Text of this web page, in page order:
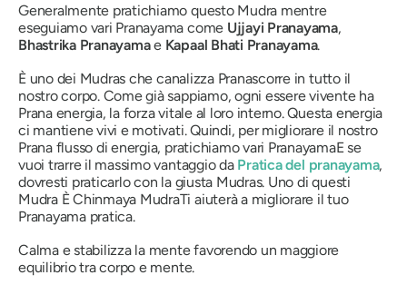
Generalmente pratichiamo questo Mudra mentre
eseguiamo vari Pranayama come Ujjayi Pranayama,
Bhastrika Pranayamae Kapaal Bhati Pranayama.
È uno dei Mudras che canalizza Pranascorre in tutto il
nostro corpo. Come già sappiamo, ogni essere vivente ha
Pranaenergia, la forza vitale al loro interno. Questa energia
ci mantiene vivi e motivati. Quindi, per migliorare il nostro
Pranaflusso di energia, pratichiamo vari PranayamaE se
vuoi trarre il massimo vantaggio da Praticadel pranayama,
dovresti praticarlo con la giusta Mudras. Uno di questi
MudraÈChinmaya MudraTi aiuterà a migliorare il tuo
Pranayamapratica.
Calma e stabilizza la mente favorendo un maggiore
equilibrio tra corpo e mente.